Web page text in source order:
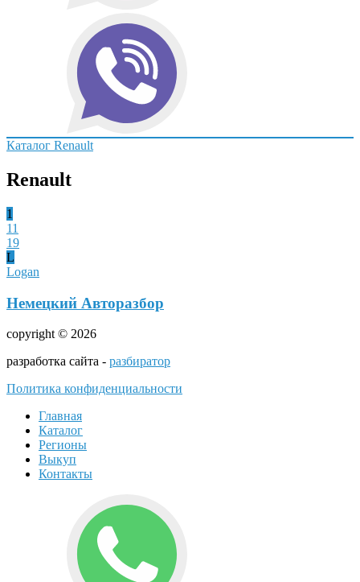
Каталог Renault
Renault
1
11
19
L
Logan
Немецкий Авторазбор
copyright © 2026
разработка сайта - разбиратор
Политика конфиденциальности
Главная
Каталог
Регионы
Выкуп
Контакты